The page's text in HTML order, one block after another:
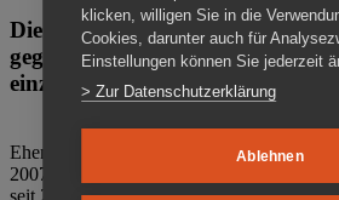
Die Gedenkstätte Zuchthaus
gegen das Vergessen.
einzigartig.
Ehemalige politische Häftlinge der DDR
2007 den Verein Menschenrechtszentrum
seit 2011 Eigentümer des ehemaligen
klicken, willigen Sie in die
Cookies, darunter auch für
Einstellungen können Sie jederzeit
> Zur Datenschutzerklärung
Ablehnen